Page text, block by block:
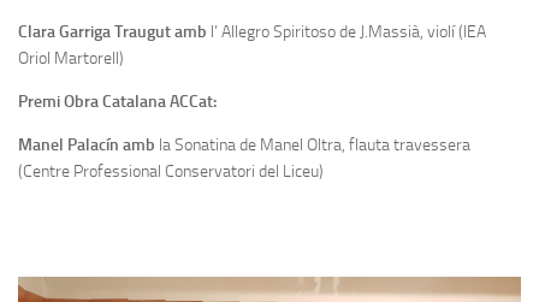
Clara Garriga Traugut amb l’ Allegro Spiritoso de J.Massià, violí (IEA
Oriol Martorell)
Premi Obra Catalana ACCat:
Manel Palacín amb la Sonatina de Manel Oltra, flauta travessera
(Centre Professional Conservatori del Liceu)